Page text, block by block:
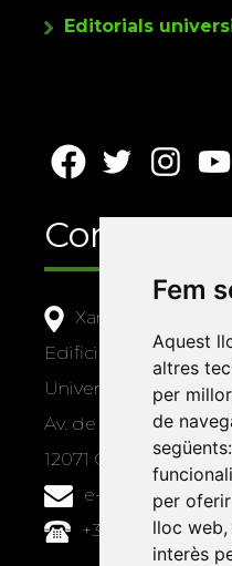
Fem
Aquest
altres
per
de
següents:
per
lloc web,
interès
Editorials
Contacte
Xarxa Vives
Edifici Àgora
Universitat Jaume I,
Av. de Vicent Sos
12071 Castelló de la
e-buc@vives.org
+34 964 72 89 93